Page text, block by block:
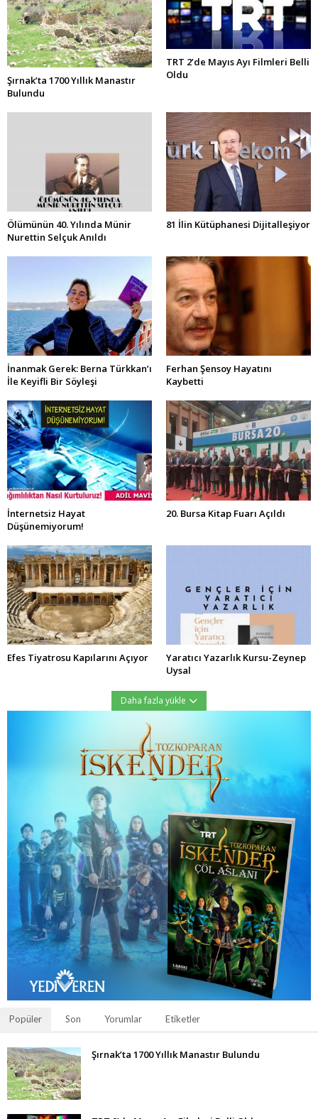
Şırnak’ta 1700 Yıllık Manastır
Bulundu
TRT 2’de Mayıs Ayı Filmleri Belli
Oldu
Ölümünün 40. Yılında Münir
Nurettin Selçuk Anıldı
81 İlin Kütüphanesi Dijitalleşiyor
İnanmak Gerek: Berna Türkkan’ı
İle Keyifli Bir Söyleşi
Ferhan Şensoy Hayatını
Kaybetti
İnternetsiz Hayat
Düşünemiyorum!
20. Bursa Kitap Fuarı Açıldı
Efes Tiyatrosu Kapılarını Açıyor
Yaratıcı Yazarlık Kursu-Zeynep
Uysal
Daha fazla yükle
Popüler Son Yorumlar Etiketler
Şırnak’ta 1700 Yıllık Manastır Bulundu